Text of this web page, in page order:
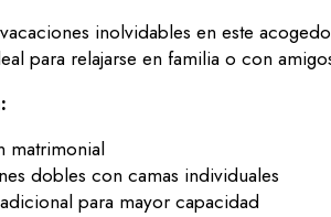
inolvidables en este
para relajarse en familia o con
matrimonial
dobles con camas individuales
para mayor capacidad